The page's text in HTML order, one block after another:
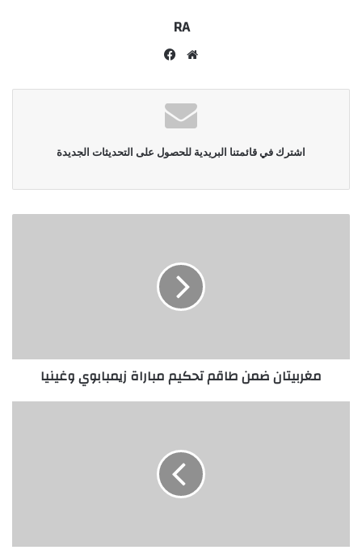
RA
موقع
اشترك في قائمتنا البريدية للحصول على التحديثات الجديدة
مغربيتان ضمن طاقم تحكيم مباراة زيمبابوي وغينيا